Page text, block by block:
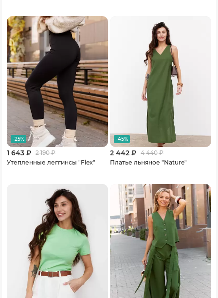
-25%
1 643 ₽ 2 190₽
Утепленные леггинсы "Flex"
-45%
2 442 ₽ 4 440₽
Платье льняное "Nature"